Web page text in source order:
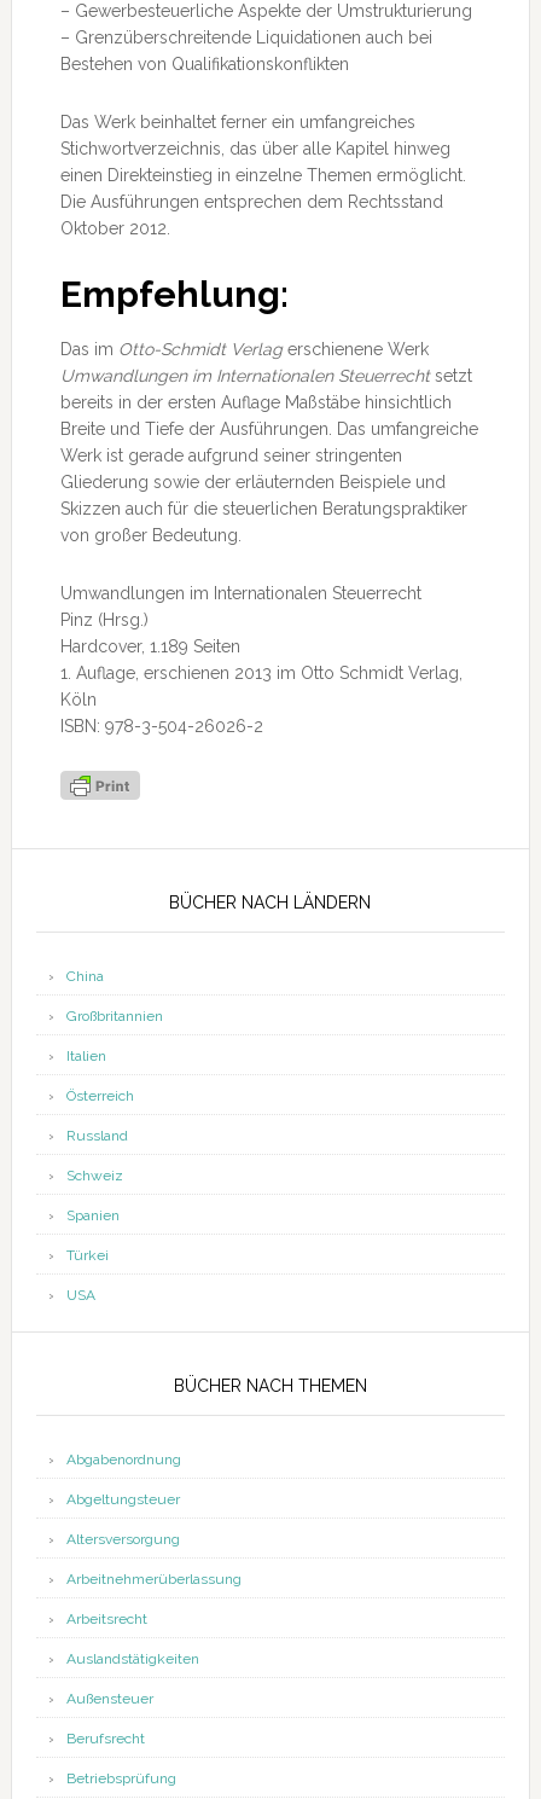
– Gewerbesteuerliche Aspekte der Umstrukturierung
– Grenzüberschreitende Liquidationen auch bei
Bestehen von Qualifikationskonflikten
Das Werk beinhaltet ferner ein umfangreiches
Stichwortverzeichnis, das über alle Kapitel hinweg
einen Direkteinstieg in einzelne Themen ermöglicht.
Die Ausführungen entsprechen dem Rechtsstand
Oktober 2012.
Empfehlung:
Das im Otto-Schmidt Verlagerschienene Werk
Umwandlungen im Internationalen Steuerrechtsetzt
bereits in der ersten Auflage Maßstäbe hinsichtlich
Breite und Tiefe der Ausführungen. Das umfangreiche
Werk ist gerade aufgrund seiner stringenten
Gliederung sowie der erläuternden Beispiele und
Skizzen auch für die steuerlichen Beratungspraktiker
von großer Bedeutung.
Umwandlungen im Internationalen Steuerrecht
Pinz (Hrsg.)
Hardcover, 1.189 Seiten
1. Auflage, erschienen 2013 im Otto Schmidt Verlag,
Köln
ISBN: 978-3-504-26026-2
BÜCHER NACH LÄNDERN
China
Großbritannien
Italien
Österreich
Russland
Schweiz
Spanien
Türkei
USA
BÜCHER NACH THEMEN
Abgabenordnung
Abgeltungsteuer
Altersversorgung
Arbeitnehmerüberlassung
Arbeitsrecht
Auslandstätigkeiten
Außensteuer
Berufsrecht
Betriebsprüfung